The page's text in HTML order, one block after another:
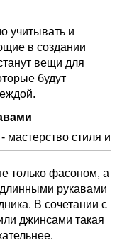
учитывать и
в создании
вещи для
будут
только фасоном, а
рукавами
В сочетании с
джинсами такая